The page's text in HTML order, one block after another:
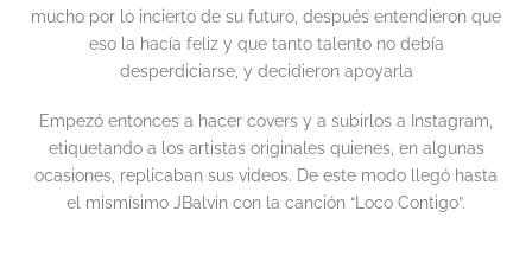
mucho por lo incierto de su futuro, después entendieron que
eso la hacía feliz y que tanto talento no debía
desperdiciarse, y decidieron apoyarla
Empezó entonces a hacer covers y a subirlos a Instagram,
etiquetando a los artistas originales quienes, en algunas
ocasiones, replicaban sus videos. De este modo llegó hasta
el mismísimo JBalvin con la canción “Loco Contigo”.